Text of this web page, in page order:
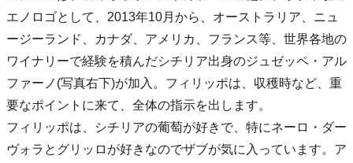
エノロゴとして、2013年10月から、オーストラリア、ニュ
ージーランド、カナダ、アメリカ、フランス等、世界各地の
ワイナリーで経験を積んだシチリア出身のジュゼッペ・アル
ファーノ(写真右下)が加入。フィリッポは、収穫時など、重
要なポイントに来て、全体の指示を出します。
フィリッポは、シチリアの葡萄が好きで、特にネーロ・ダー
ヴォラとグリッロが好きなのでザブが気に入っています。ア